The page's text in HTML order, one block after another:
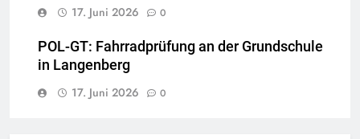
17. Juni 2026
0
POL-GT: Fahrradprüfung an der Grundschule
in Langenberg
17. Juni 2026
0